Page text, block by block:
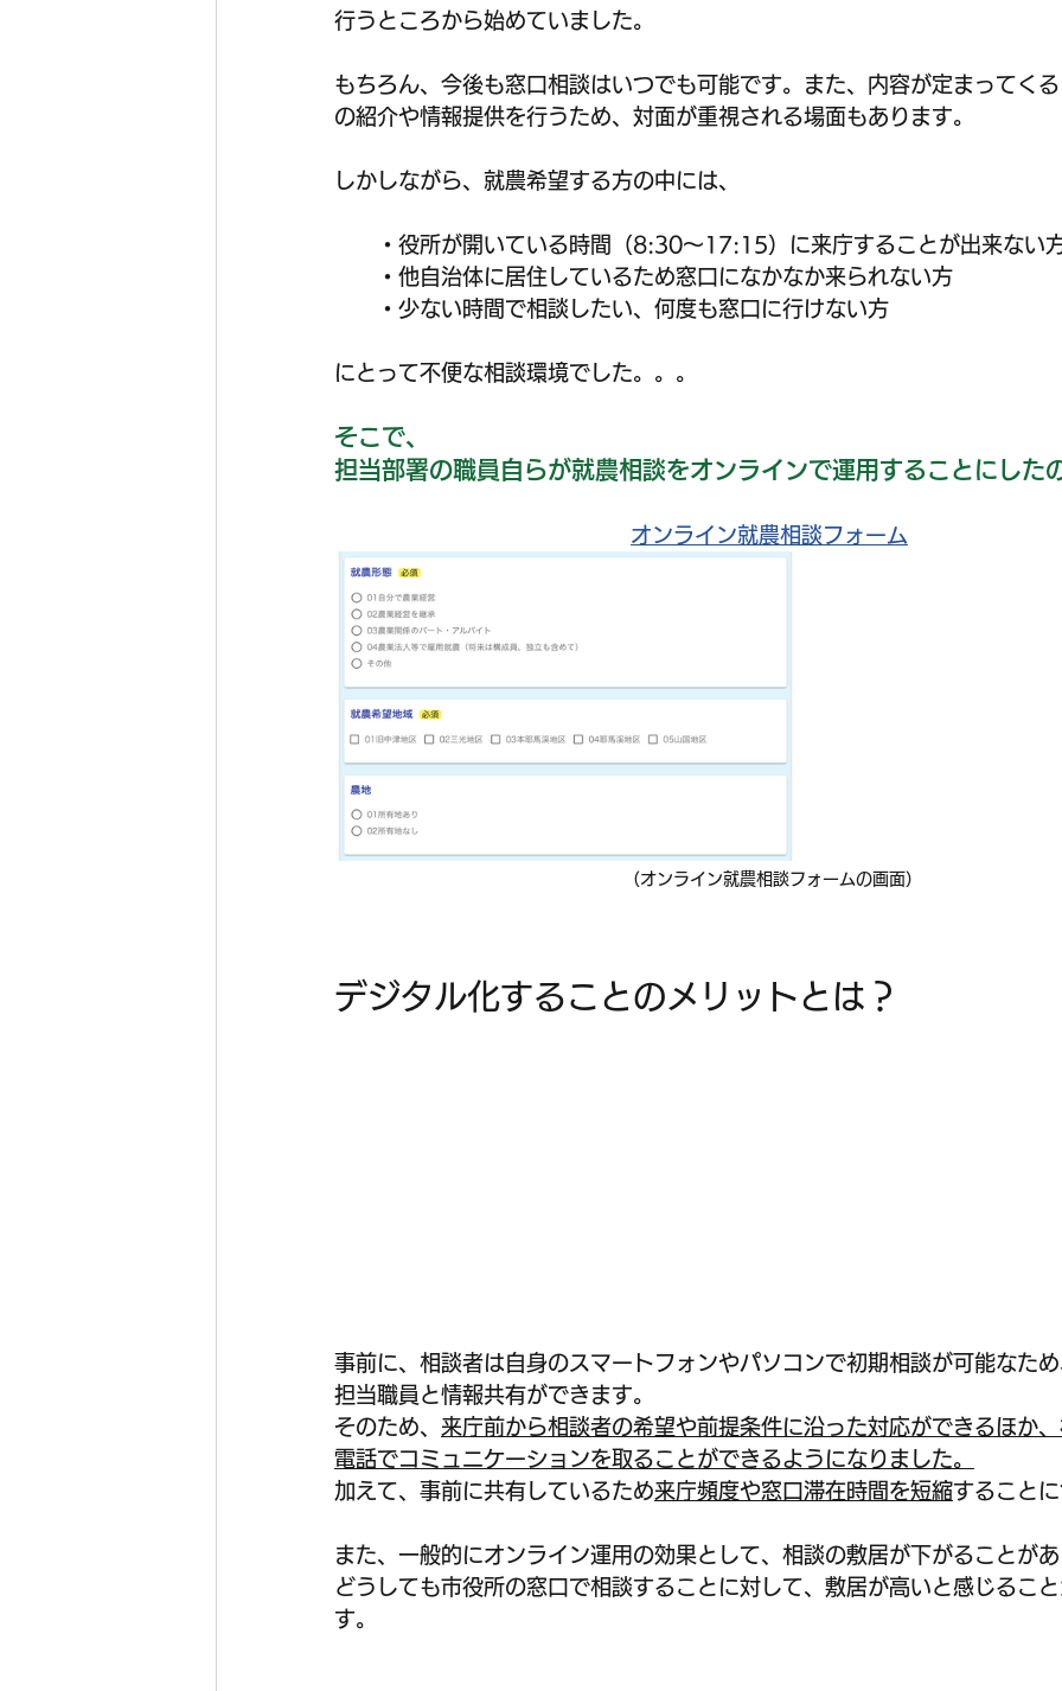
行うところから始めていました。
もちろん、今後も窓口相談はいつでも可能です。また、内容が定まってく
の紹介や情報提供を行うため、対面が重視される場面もあります。
しかしながら、就農希望する方の中には、
・役所が開いている時間（8:30〜17:15）に来庁することが出来ない
・他自治体に居住しているため窓口になかなか来られない方
・少ない時間で相談したい、何度も窓口に行けない方
にとって不便な相談環境でした。。。
そこで、
担当部署の職員自らが就農相談をオンラインで運用することにした
オンライン就農相談フォーム
（オンライン就農相談フォームの画面）
デジタル化することのメリットとは？
事前に、相談者は自身のスマートフォンやパソコンで初期相談が可能なた
担当職員と情報共有ができます。
そのため、 来庁前から相談者の希望や前提条件に沿った対応ができるほか
電話でコミュニケーションを取ることができるようになりました。
加えて、事前に共有しているため来庁頻度や窓口滞在時間を短縮すること
また、一般的にオンライン運用の効果として、相談の敷居が下がることが
どうしても市役所の窓口で相談することに対して、敷居が高いと感じるこ
す。